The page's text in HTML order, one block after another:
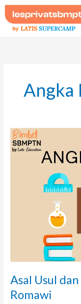
Skip
to
content
Angka
Asal Usul
Romawi
Asal
Usul
dan
Penerapan